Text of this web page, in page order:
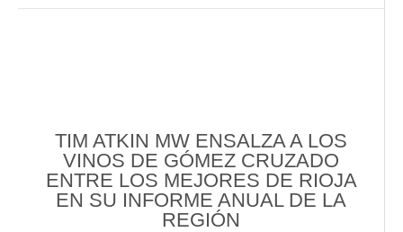
TIM ATKIN MW ENSALZA A LOS
VINOS DE GÓMEZ CRUZADO
ENTRE LOS MEJORES DE RIOJA
EN SU INFORME ANUAL DE LA
REGIÓN